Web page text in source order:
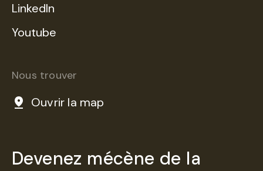
LinkedIn
Youtube
Nous trouver
Ouvrir la map
Devenez mécène de la